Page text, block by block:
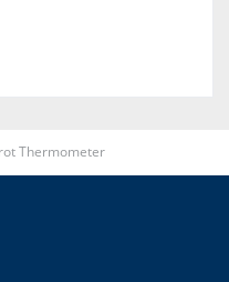
Thermometer